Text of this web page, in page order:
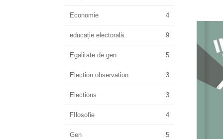
Economie 4
educație electorală 9
Egalitate de gen 5
Election observation 3
Elections 3
FIlosofie 4
Gen 5